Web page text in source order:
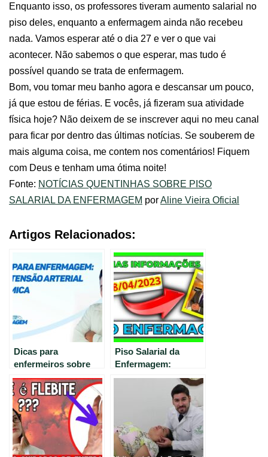
Enquanto isso, os professores tiveram aumento salarial no
piso deles, enquanto a enfermagem ainda não recebeu
nada. Vamos esperar até o dia 27 e ver o que vai
acontecer. Não sabemos o que esperar, mas tudo é
possível quando se trata de enfermagem.
Bom, vou tomar meu banho agora e descansar um pouco,
já que estou de férias. E vocês, já fizeram sua atividade
física hoje? Não deixem de se inscrever aqui no meu canal
para ficar por dentro das últimas notícias. Se souberem de
mais alguma coisa, me contem nos comentários! Fiquem
com Deus e tenham uma ótima noite!
Fonte: NOTÍCIAS QUENTINHAS SOBRE PISO
SALARIAL DA ENFERMAGEM porAline Vieira Oficial
Artigos Relacionados:
Dicas para
enfermeiros sobre
Hipertensão Arterial.
Piso Salarial da
Enfermagem:
Últimas Informações
e Atualização.